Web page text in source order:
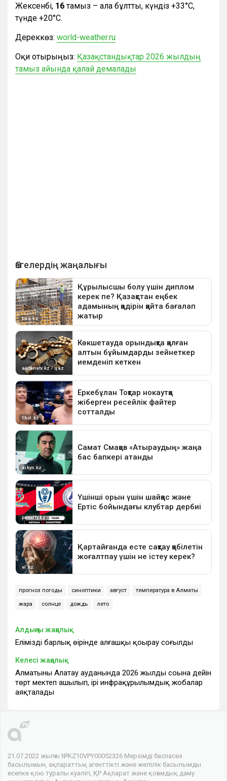
Жексенбі, 16тамыз – ала бұлтты, күндіз +33°С,
түнде +20°С.
Дереккөз: world-weather.ru
Оқи отырыңыз: Қазақстандықтар 2026 жылдың
тамыз айында қалай демалады
прогноз погоды синоптики август температура в Алматы
жара солнце дождь лето
Алдыңғы жаңалық
Еліміздің барлық өңірінде алғашқы қоңырау соғылды
Келесі жаңалық
Алматының Алатау ауданында 2026 жылдың соңына дейін
төрт мектеп ашылып, ірі инфрақұрылымдық жобалар
аяқталады
21.07.2022 жылғы №KZ10VPY00052326 Мерзімді баспасөз
басылымын, ақпараттық агенттікті және желілік басылымды
есепке қою туралы куәлігі, ҚР Ақпарат және қоғамдық даму